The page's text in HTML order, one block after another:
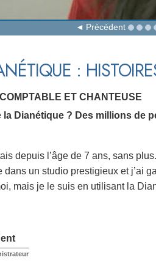
Précédent
:
ET CHANTEUSE
la Dianétique ? Des millions de
depuis l’âge de 7 ans, sans
dans un studio prestigieux et j’ai
mais je le suis en utilisant la